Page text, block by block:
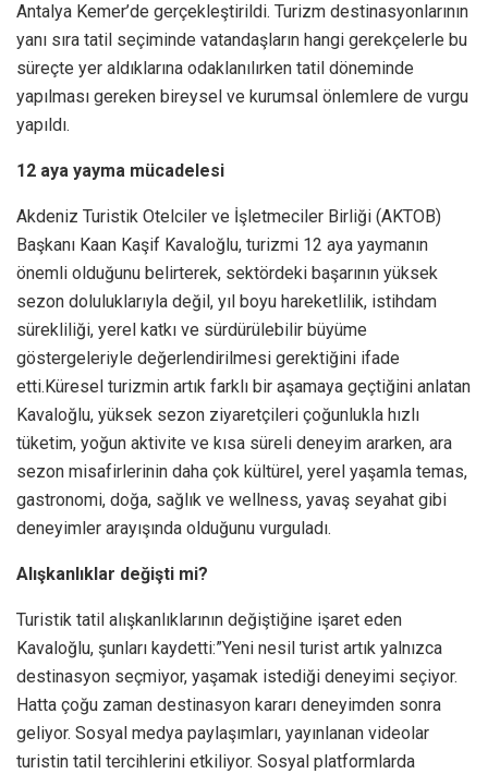
Antalya Kemer’de gerçekleştirildi. Turizm destinasyonlarının
yanı sıra tatil seçiminde vatandaşların hangi gerekçelerle bu
süreçte yer aldıklarına odaklanılırken tatil döneminde
yapılması gereken bireysel ve kurumsal önlemlere de vurgu
yapıldı.
12 aya yayma mücadelesi
Akdeniz Turistik Otelciler ve İşletmeciler Birliği (AKTOB)
Başkanı Kaan Kaşif Kavaloğlu, turizmi 12 aya yaymanın
önemli olduğunu belirterek, sektördeki başarının yüksek
sezon doluluklarıyla değil, yıl boyu hareketlilik, istihdam
sürekliliği, yerel katkı ve sürdürülebilir büyüme
göstergeleriyle değerlendirilmesi gerektiğini ifade
etti.Küresel turizmin artık farklı bir aşamaya geçtiğini anlatan
Kavaloğlu, yüksek sezon ziyaretçileri çoğunlukla hızlı
tüketim, yoğun aktivite ve kısa süreli deneyim ararken, ara
sezon misafirlerinin daha çok kültürel, yerel yaşamla temas,
gastronomi, doğa, sağlık ve wellness, yavaş seyahat gibi
deneyimler arayışında olduğunu vurguladı.
Alışkanlıklar değişti mi?
Turistik tatil alışkanlıklarının değiştiğine işaret eden
Kavaloğlu, şunları kaydetti:”Yeni nesil turist artık yalnızca
destinasyon seçmiyor, yaşamak istediği deneyimi seçiyor.
Hatta çoğu zaman destinasyon kararı deneyimden sonra
geliyor. Sosyal medya paylaşımları, yayınlanan videolar
turistin tatil tercihlerini etkiliyor. Sosyal platformlarda